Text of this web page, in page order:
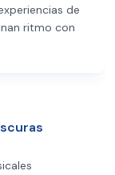
de
ritmo con